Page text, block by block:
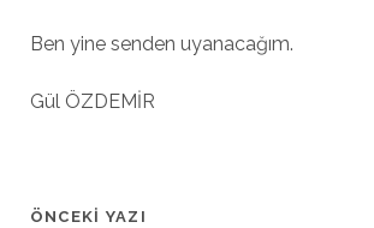
Ben yine senden uyanacağım.
Gül ÖZDEMİR
ÖNCEKI YAZI